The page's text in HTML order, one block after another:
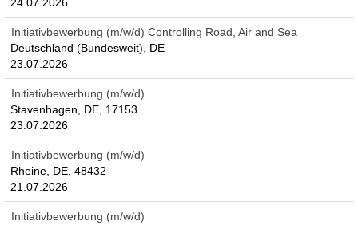
Initiativbewerbung (m/w/d) Controlling Road, Air and Sea
Deutschland (Bundesweit), DE
23.07.2026
Initiativbewerbung (m/w/d)
Stavenhagen, DE, 17153
23.07.2026
Initiativbewerbung (m/w/d)
Rheine, DE, 48432
21.07.2026
Initiativbewerbung (m/w/d)